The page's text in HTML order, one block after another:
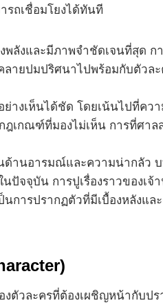
รถเชื่อมโยงได้ทันที
พลังและมีภาพจำชัดเจนที่สุด ก
ายปมปริศนาไปพร้อมกับตัวล
างเห็นได้ชัด โดยเน้นไปที่คว
เกณฑ์ที่มองไม่เห็น การที่ศา
นด้านอารมณ์และความน่ากลั
ปัจจุบัน การปูเรื่องราวของเ
การปรากฏตัวที่มีเบื้องหลังแ
วละครที่ต้องเผชิญหน้ากับป